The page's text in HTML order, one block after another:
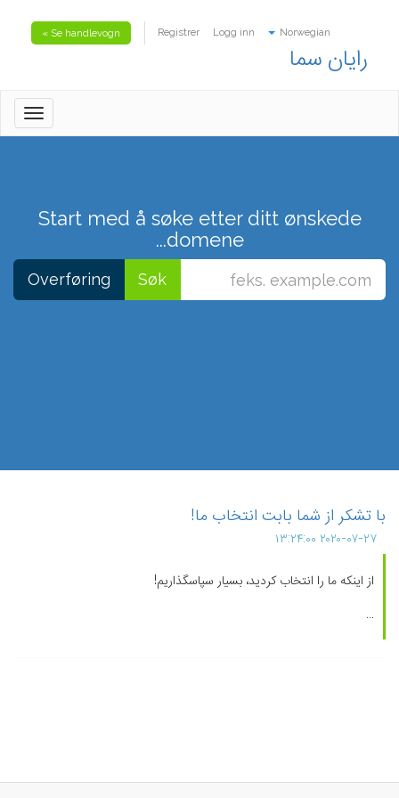
Norwegian
Logg inn
Registrer
Se handlevogn »
رایان سما
Start med å søke etter ditt ønskede
domene...
با تشکر از شما بابت انتخاب ما!
۲۰۲۰-۰۷-۲۷ ۱۳:۲۴:۰۰
از اینکه ما را انتخاب کردید، بسیار سپاسگذاریم!